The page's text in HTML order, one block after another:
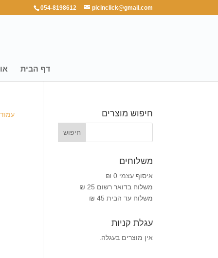
054-8198612 picinclick@gmail.com
דף הבית
חיפוש מוצרים
משלוחים
איסוף עצמי 0 ₪
משלוח בדואר רשום 25 ₪
משלוח עד הבית 45 ₪
עגלת קניות
אין מוצרים בעגלה.